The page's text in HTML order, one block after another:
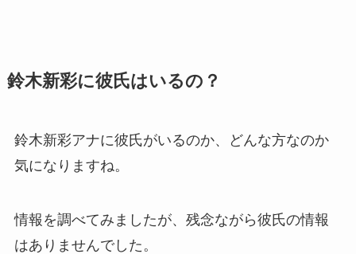
鈴木新彩に彼氏はいるの？
鈴木新彩アナに彼氏がいるのか、どんな方なのか
気になりますね。
情報を調べてみましたが、残念ながら彼氏の情報
はありませんでした。